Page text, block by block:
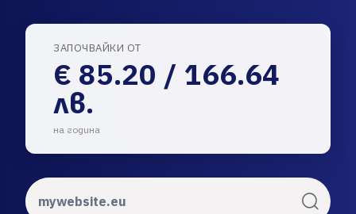
ЗАПОЧВАЙКИ ОТ
€ 85.20 / 166.64
лв.
на година